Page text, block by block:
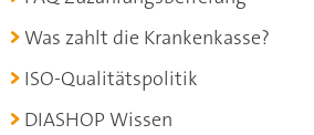
Was zahlt die Krankenkasse?
ISO-Qualitätspolitik
DIASHOP Wissen